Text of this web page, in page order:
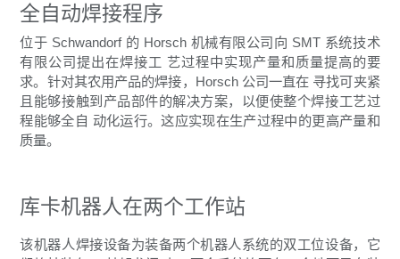
全自动焊接程序
位于 Schwandorf 的 Horsch 机械有限公司向 SMT 系统技术
有限公司提出在焊接工 艺过程中实现产量和质量提高的要
求。针对其农用产品的焊接，Horsch 公司一直在 寻找可夹紧
且能够接触到产品部件的解决方案，以便使整个焊接工艺过
程能够全自 动化运行。这应实现在生产过程中的更高产量和
质量。
库卡机器人在两个工作站
该机器人焊接设备为装备两个机器人系统的双工位设备，它